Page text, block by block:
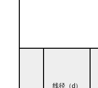
线径（d）